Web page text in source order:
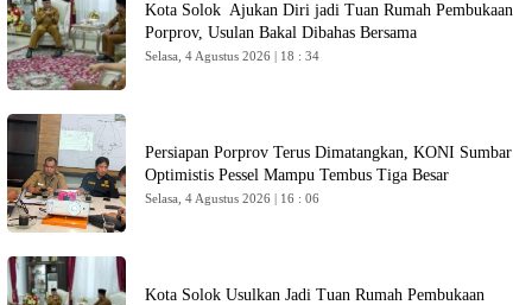
Kota Solok Ajukan Diri jadi Tuan Rumah Pembukaan
Porprov, Usulan Bakal Dibahas Bersama
Selasa, 4 Agustus 2026 | 18 : 34
Persiapan Porprov Terus Dimatangkan, KONI Sumbar
Optimistis Pessel Mampu Tembus Tiga Besar
Selasa, 4 Agustus 2026 | 16 : 06
Kota Solok Usulkan Jadi Tuan Rumah Pembukaan